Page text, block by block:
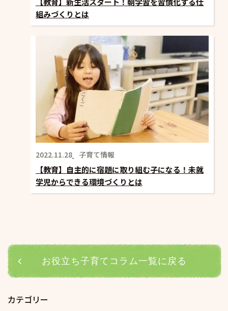
組みづくりとは
2022.11.28 子育て情報
【教育】自主的に宿題に取り組む子になる！未就
学児からできる環境づくりとは
お役立ち子育てコラム一覧に戻る
カテゴリー